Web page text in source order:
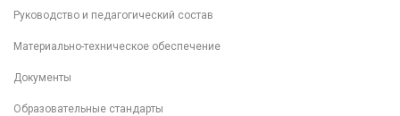
Руководство и педагогический состав
Материально-техническое обеспечение
Документы
Образовательные стандарты